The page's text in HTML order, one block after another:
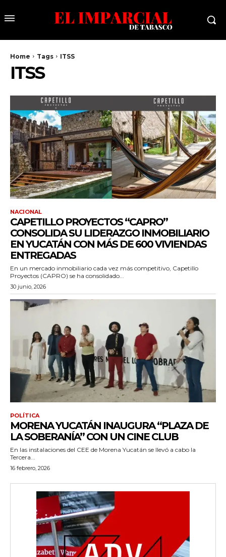
Home Tags ITSS
ITSS
NACIONAL
CAPETILLO PROYECTOS “CAPRO”
CONSOLIDA SU LIDERAZGO INMOBILIARIO
EN YUCATÁN CON MÁS DE 600 VIVIENDAS
ENTREGADAS
En un mercado inmobiliario cada vez más competitivo, Capetillo
Proyectos (CAPRO) se ha consolidado...
30 junio, 2026
POLÍTICA
MORENA YUCATÁN INAUGURA “PLAZA DE
LA SOBERANÍA” CON UN CINE CLUB
En las instalaciones del CEE de Morena Yucatán se llevó a cabo la
Tercera...
16 febrero, 2026